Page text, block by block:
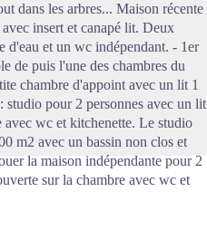
dans les arbres... Maison récente
insert et canapé lit. Deux
d'eau et un wc indépendant. - 1er
de puis l'une des chambres du
chambre d'appoint avec un lit 1
studio pour 2 personnes avec un lit
wc et kitchenette. Le studio
m2 avec un bassin non clos et
la maison indépendante pour 2
sur la chambre avec wc et